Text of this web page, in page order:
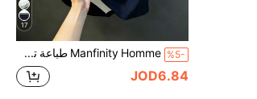
17
%5- Manfinity Homme طباعة تصميم نمط البطة على عضلات البطن، ملابس رياضية صيفية كاجوال عصرية للرجال، ملابس علوية رجالية
JOD6.84